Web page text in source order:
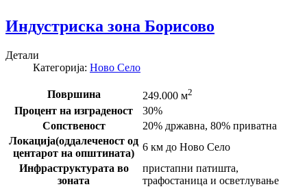
Индустриска зона Борисово
Детали
Категорија: Ново Село
Површина 249.000 м2
Процент на изграденост
30%
Сопственост
20% државна, 80% приватна
Локација(оддалеченост од
центарот на општината)
6 км до Ново Село
Инфраструктурата во
зоната
пристапни патишта,
трафостаница и осветлување